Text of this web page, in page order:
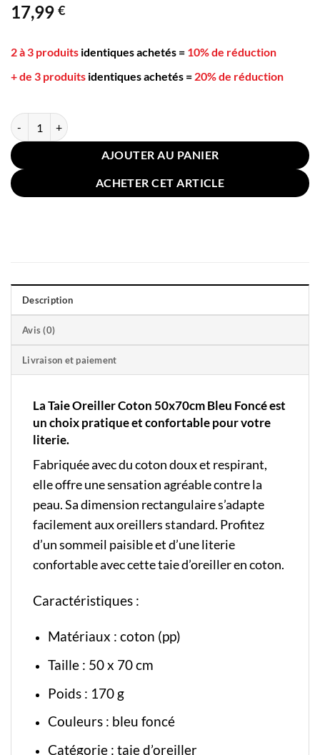
17,99 €
2 à 3 produits identiques achetés = 10% de réduction
+ de 3 produits identiques achetés = 20% de réduction
quantité de Taie Oreiller Coton 50x70cm Bleu Foncé
AJOUTER AU PANIER
ACHETER CET ARTICLE
Description
Avis (0)
Livraison et paiement
La Taie Oreiller Coton 50x70cm Bleu Foncé est
un choix pratique et confortable pour votre
literie.
Fabriquée avec du coton doux et respirant,
elle offre une sensation agréable contre la
peau. Sa dimension rectangulaire s’adapte
facilement aux oreillers standard. Profitez
d’un sommeil paisible et d’une literie
confortable avec cette taie d’oreiller en coton.
Caractéristiques :
Matériaux : coton (pp)
Taille : 50 x 70 cm
Poids : 170 g
Couleurs : bleu foncé
Catégorie : taie d’oreiller